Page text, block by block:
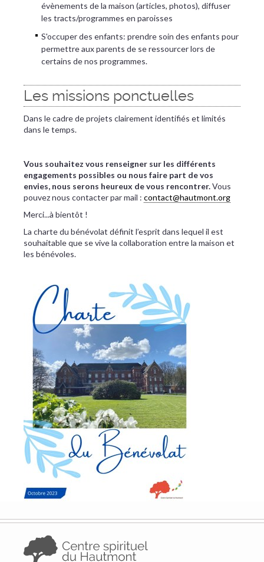
évènements de la maison (articles, photos), diffuser
les tracts/programmes en paroisses
S'occuper des enfants: prendre soin des enfants pour
permettre aux parents de se ressourcer lors de
certains de nos programmes.
Les missions ponctuelles
Dans le cadre de projets clairement identifiés et limités
dans le temps.
Vous souhaitez vous renseigner sur les différents
engagements possibles ou nous faire part de vos
envies, nous serons heureux de vous rencontrer.Vous
pouvez nous contacter par mail : contact@hautmont.org
Merci...à bientôt !
La charte du bénévolat définit l’esprit dans lequel il est
souhaitable que se vive la collaboration entre la maison et
les bénévoles.